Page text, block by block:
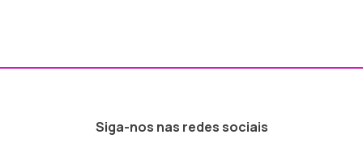
Siga-nos nas redes sociais